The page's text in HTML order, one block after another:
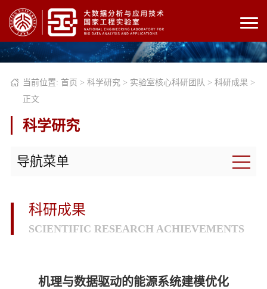
当前位置: 首页 > 科学研究 > 实验室核心科研团队 > 科研成果 >
正文
科学研究
导航菜单
科研成果
SCIENTIFIC RESEARCH ACHIEVEMENTS
机理与数据驱动的能源系统建模优化